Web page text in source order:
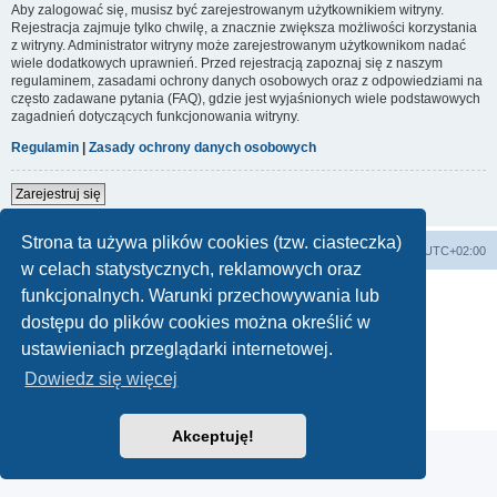
Strona ta używa plików cookies (tzw. ciasteczka)
w celach statystycznych, reklamowych oraz
funkcjonalnych. Warunki przechowywania lub
dostępu do plików cookies można określić w
ustawieniach przeglądarki internetowej.
Dowiedz się więcej
Akceptuję!
Aby zalogować się, musisz być zarejestrowanym użytkownikiem witryny.
Rejestracja zajmuje tylko chwilę, a znacznie zwiększa możliwości korzystania
z witryny. Administrator witryny może zarejestrowanym użytkownikom nadać
wiele dodatkowych uprawnień. Przed rejestracją zapoznaj się z naszym
regulaminem, zasadami ochrony danych osobowych oraz z odpowiedziami na
często zadawane pytania (FAQ), gdzie jest wyjaśnionych wiele podstawowych
zagadnień dotyczących funkcjonowania witryny.
Regulamin | Zasady ochrony danych osobowych
Zarejestruj się
Forum Bike Łódź - Forum Rowerowe Łódź - Forum Szosowe - Forum MTB Strona Główna Strefa czasowa UTC+02:00
Linki partnerskie: strony www lodz ,Fotografia Analogowa
Polski pakiet językowy dostarcza